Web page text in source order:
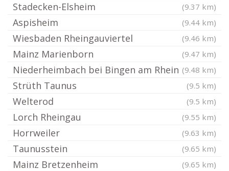
Stadecken-Elsheim (9.37 km)
Aspisheim (9.44 km)
Wiesbaden Rheingauviertel (9.46 km)
Mainz Marienborn (9.47 km)
Niederheimbach bei Bingen am Rhein (9.48 km)
Strüth Taunus (9.5 km)
Welterod (9.5 km)
Lorch Rheingau (9.55 km)
Horrweiler (9.63 km)
Taunusstein (9.65 km)
Mainz Bretzenheim (9.65 km)